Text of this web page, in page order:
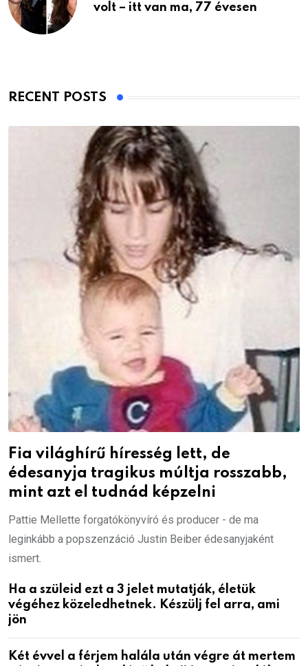
volt – itt van ma, 77 évesen
RECENT POSTS
Fia világhírű híresség lett, de
édesanyja tragikus múltja rosszabb,
mint azt el tudnád képzelni
Pattie Mellette forgatókönyvíró és producer - de ma
leginkább a popszenzáció Justin Beiber édesanyjaként
ismert.
Ha a szüleid ezt a 3 jelet mutatják, életük
végéhez közeledhetnek. Készülj fel arra, ami
jön
Két évvel a férjem halála után végre át mertem